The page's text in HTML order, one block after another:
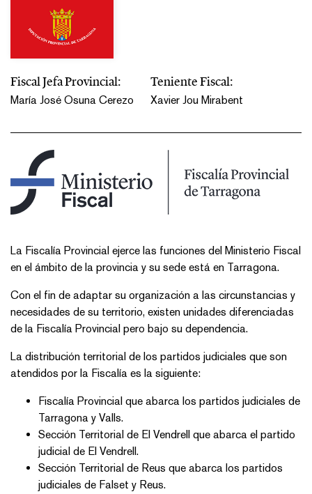
Fiscal Jefa Provincial:
María José Osuna Cerezo
Teniente Fiscal:
Xavier Jou Mirabent
La Fiscalía Provincial ejerce las funciones del Ministerio Fiscal
en el ámbito de la provincia y su sede está en Tarragona.
Con el fin de adaptar su organización a las circunstancias y
necesidades de su territorio, existen unidades diferenciadas
de la Fiscalía Provincial pero bajo su dependencia.
La distribución territorial de los partidos judiciales que son
atendidos por la Fiscalía es la siguiente:
Fiscalía Provincial que abarca los partidos judiciales de
Tarragona y Valls.
Sección Territorial de El Vendrell que abarca el partido
judicial de El Vendrell.
Sección Territorial de Reus que abarca los partidos
judiciales de Falset y Reus.